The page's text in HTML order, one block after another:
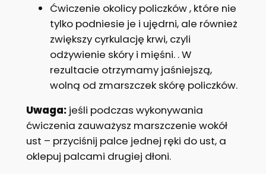
Ćwiczenie okolicy policzków , które nie
tylko podniesie je i ujędrni, ale również
zwiększy cyrkulację krwi, czyli
odżywienie skóry i mięśni. . W
rezultacie otrzymamy jaśniejszą,
wolną od zmarszczek skórę policzków.
Uwaga:jeśli podczas wykonywania
ćwiczenia zauważysz marszczenie wokół
ust – przyciśnij palce jednej ręki do ust, a
oklepuj palcami drugiej dłoni.